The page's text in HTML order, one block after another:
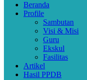
Beranda
Profile
Sambutan
Visi & Misi
Guru
Ekskul
Fasilitas
Artikel
Hasil PPDB